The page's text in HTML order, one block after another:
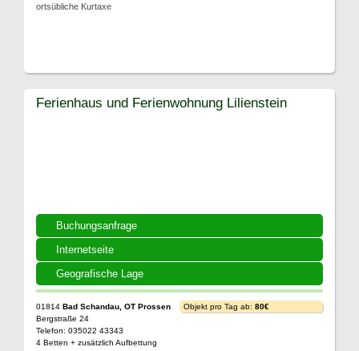
ortsübliche Kurtaxe
Buchungsanfrage
Internetseite
Geografische Lage
Ferienhaus und Ferienwohnung Lilienstein
01814 Bad Schandau, OT Prossen
Bergstraße 24
Telefon: 035022 43343
4 Betten + zusätzlich Aufbettung
Objekt pro Tag ab: 80€